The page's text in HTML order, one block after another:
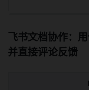
飞书文档协作：
并直接评论反馈